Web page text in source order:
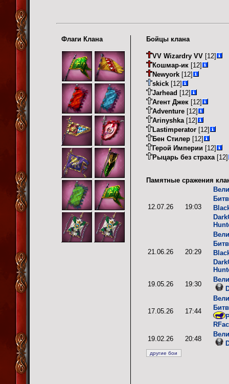
Флаги Клана Бойцы клана
VV Wizardry VV [12]
Кошмар-ик [12]
Newyork [12]
skick [12]
Jarhead [12]
Агент Джек [12]
Adventure [12]
Arinyshka [12]
Lastimperator [12]
Бен Стилер [12]
Герой Империи [12]
Рыцарь без страха [12]
Памятные сражения
12.07.26 19:03
21.06.26 20:29
19.05.26
19:30
17.05.26 17:44
19.02.26
20:48